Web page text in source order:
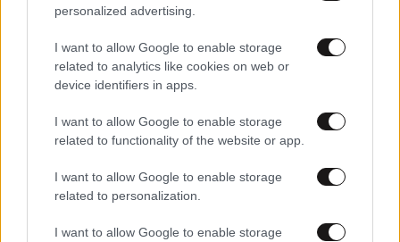
personalized advertising.
I want to allow Google to enable storage
related to analytics like cookies on web or
device identifiers in apps.
I want to allow Google to enable storage
related to functionality of the website or app.
I want to allow Google to enable storage
related to personalization.
I want to allow Google to enable storage
ΕΛΛΑΔΑ10·08·2026 12:28